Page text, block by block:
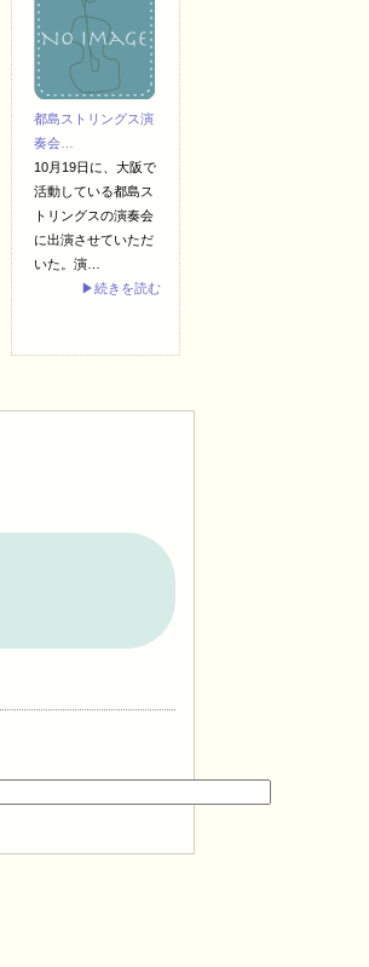
都島ストリングス演
奏会…
10月19日に、大阪で
活動している都島ス
トリングスの演奏会
に出演させていただ
いた。演…
▶続きを読む